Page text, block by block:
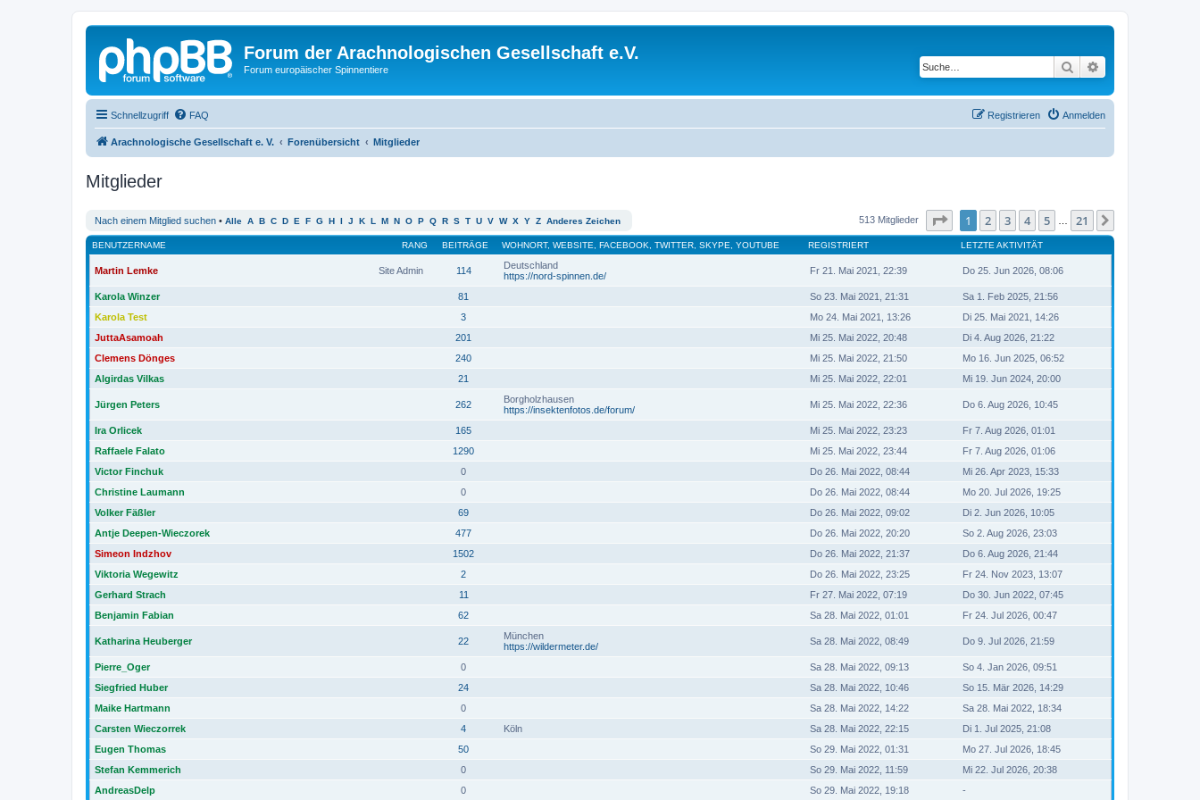
Forum der Arachnologischen Gesellschaft e.V.
Forum europäischer Spinnentiere Suche
Schnellzugriff FAQ Anmelden
Registrieren
Arachnologische Gesellschaft e. V. Forenübersicht Mitglieder
Mitglieder
Nach einem Mitglied suchen • Alle A B C D E F G H I J K L M N O P Q R S T U V W X Y Z Anderes Zeichen 513 Mitglieder Seite von21
1 2 3 4 5 21
RANG
BENUTZERNAME BEITRÄGE WOHNORT, WEBSITE, FACEBOOK, TWITTER, SKYPE, YOUTUBE REGISTRIERT LETZTE AKTIVITÄT
Site Admin
Martin Lemke 114
Deutschland
https://nord-spinnen.de/
Fr 21. Mai 2021, 22:39 Do 25. Jun 2026, 08:06
Karola Winzer 81 So 23. Mai 2021, 21:31
Sa 1. Feb 2025, 21:56
Karola Test
3 Mo 24. Mai 2021, 13:26
Di 25. Mai 2021, 14:26
JuttaAsamoah
201 Mi 25. Mai 2022, 20:48
Di 4. Aug 2026, 21:22
Clemens Dönges
240 Mi 25. Mai 2022, 21:50
Mo 16. Jun 2025, 06:52
Algirdas Vilkas
21 Mi 25. Mai 2022, 22:01 Mi 19. Jun 2024, 20:00
Jürgen Peters 262
Borgholzhausen
https://insektenfotos.de/forum/
Mi 25. Mai 2022, 22:36 Do 6. Aug 2026, 10:45
Ira Orlicek 165 Mi 25. Mai 2022, 23:23
Fr 7. Aug 2026, 01:01
Raffaele Falato
1290 Mi 25. Mai 2022, 23:44
Fr 7. Aug 2026, 01:06
Victor Finchuk
0 Do 26. Mai 2022, 08:44
Mi 26. Apr 2023, 15:33
Christine Laumann
0 Do 26. Mai 2022, 08:44
Mo 20. Jul 2026, 19:25
Volker Fäßler
69 Do 26. Mai 2022, 09:02
Di 2. Jun 2026, 10:05
Antje Deepen-Wieczorek
477 Do 26. Mai 2022, 20:20
So 2. Aug 2026, 23:03
Simeon Indzhov
1502 Do 26. Mai 2022, 21:37
Do 6. Aug 2026, 21:44
Viktoria Wegewitz
2 Do 26. Mai 2022, 23:25
Fr 24. Nov 2023, 13:07
Gerhard Strach
11 Fr 27. Mai 2022, 07:19
Do 30. Jun 2022, 07:45
Benjamin Fabian
62 Sa 28. Mai 2022, 01:01 Fr 24. Jul 2026, 00:47
Katharina Heuberger 22
München
https://wildermeter.de/
Sa 28. Mai 2022, 08:49 Do 9. Jul 2026, 21:59
Pierre_Oger 0 Sa 28. Mai 2022, 09:13
So 4. Jan 2026, 09:51
Siegfried Huber
24 Sa 28. Mai 2022, 10:46
So 15. Mär 2026, 14:29
Maike Hartmann
0 Sa 28. Mai 2022, 14:22
Sa 28. Mai 2022, 18:34
Carsten Wieczorrek
4 Köln Sa 28. Mai 2022, 22:15
Di 1. Jul 2025, 21:08
Eugen Thomas
50 So 29. Mai 2022, 01:31
Mo 27. Jul 2026, 18:45
Stefan Kemmerich
0 So 29. Mai 2022, 11:59
Mi 22. Jul 2026, 20:38
AndreasDelp
0 So 29. Mai 2022, 19:18 -